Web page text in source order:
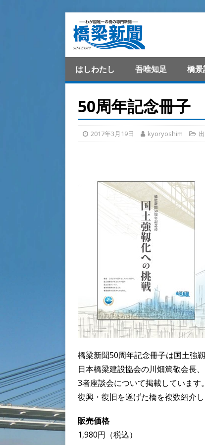
はしわたし 吾唯知足 橋
50周年記念冊子
2017年3月19日 kyoryoshim
橋梁新聞50周年記念冊子は国土強
日本橋梁建設協会の川畑篤敬会長
3者座談会について掲載していま
復興・復旧を遂げた橋を複数紹介し
販売価格
1,980円（税込）